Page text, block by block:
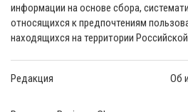
информации на основе сбора,
относящихся к предпочтениям
находящихся на территории
Редакция Об